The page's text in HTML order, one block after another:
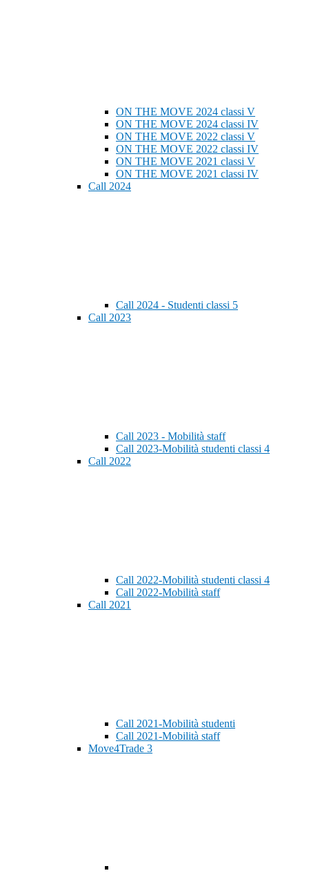
ON THE MOVE 2024 classi V
ON THE MOVE 2024 classi IV
ON THE MOVE 2022 classi V
ON THE MOVE 2022 classi IV
ON THE MOVE 2021 classi V
ON THE MOVE 2021 classi IV
Call 2024
Call 2024 - Studenti classi 5
Call 2023
Call 2023 - Mobilità staff
Call 2023-Mobilità studenti classi 4
Call 2022
Call 2022-Mobilità studenti classi 4
Call 2022-Mobilità staff
Call 2021
Call 2021-Mobilità studenti
Call 2021-Mobilità staff
Move4Trade 3